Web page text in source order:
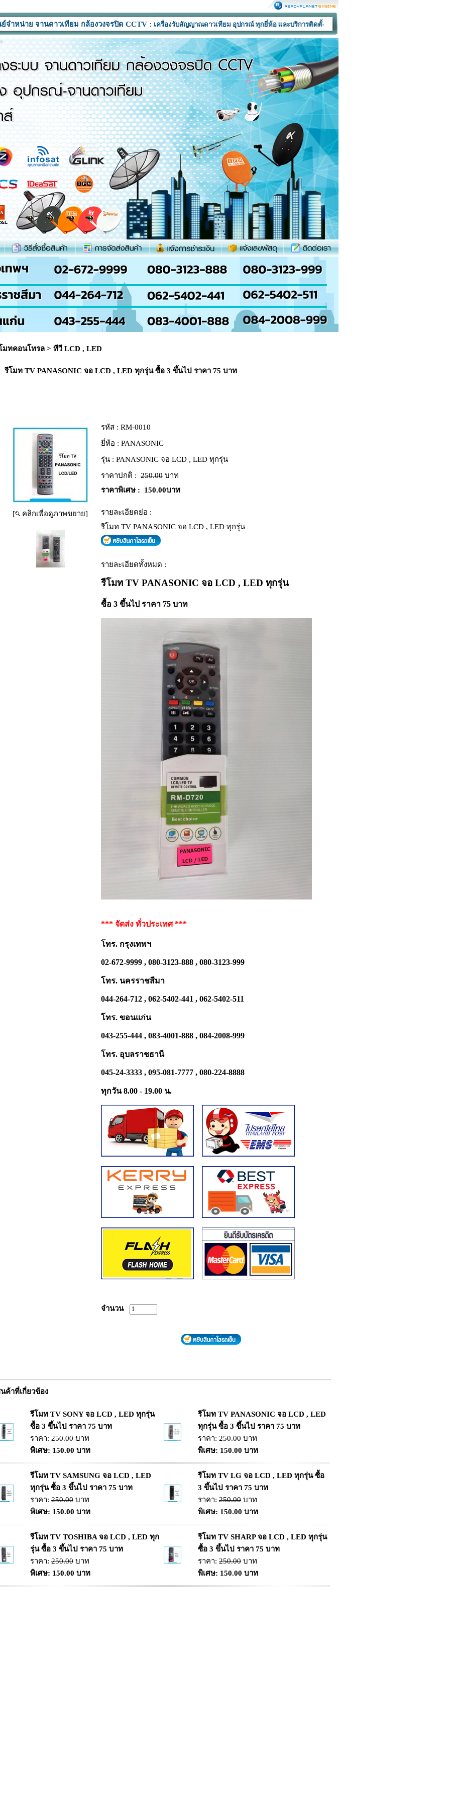
านดาวเทียม กล้องวงจรปิด CCTV :เครื่องรับสัญญาณดาวเทียม อุปกรณ์ ทุกยี่ห้อ และบริการติดตั้ง
มทคอนโทรล > ทีวี LCD , LED
รีโมท TV PANASONIC จอ LCD , LED ทุกรุ่น ซื้อ 3 ขึ้นไป ราคา 75 บาท
[ คลิกเพื่อดูภาพขยาย]
รหัส : RM-0010
ยี่ห้อ : PANASONIC
รุ่น : PANASONIC จอ LCD , LED ทุกรุ่น
ราคาปกติ : 250.00 บาท
ราคาพิเศษ :
150.00บาท
รายละเอียดย่อ :
รีโมท TV PANASONIC จอ LCD , LED ทุกรุ่น
รายละเอียดทั้งหมด :
รีโมท TV PANASONIC จอ LCD , LED ทุกรุ่น
ซื้อ 3 ขึ้นไป ราคา 75 บาท
*** จัดส่ง ทั่วประเทศ ***
โทร. กรุงเทพฯ
02-672-9999 , 080-3123-888 , 080-3123-999
โทร. นครราชสีมา
044-264-712 , 062-5402-441 , 062-5402-511
โทร. ขอนแก่น
043-255-444 , 083-4001-888 , 084-2008-999
โทร. อุบลราชธานี
045-24-3333 , 095-081-7777 , 080-224-8888
ทุกวัน 8.00 - 19.00 น.
จำนวน
ค้าที่เกี่ยวข้อง
รีโมท TV SONY จอ LCD , LED ทุกรุ่น
ซื้อ 3 ขึ้นไป ราคา 75 บาท
ราคา: 250.00 บาท
พิเศษ: 150.00 บาท
รีโมท TV PANASONIC จอ LCD , LED
ทุกรุ่น ซื้อ 3 ขึ้นไป ราคา 75 บาท
ราคา: 250.00 บาท
พิเศษ: 150.00 บาท
รีโมท TV SAMSUNG จอ LCD , LED
ทุกรุ่น ซื้อ 3 ขึ้นไป ราคา 75 บาท
ราคา: 250.00 บาท
พิเศษ: 150.00 บาท
รีโมท TV LG จอ LCD , LED ทุกรุ่น ซื้อ
3 ขึ้นไป ราคา 75 บาท
ราคา: 250.00 บาท
พิเศษ: 150.00 บาท
รีโมท TV TOSHIBA จอ LCD , LED ทุก
รุ่น ซื้อ 3 ขึ้นไป ราคา 75 บาท
ราคา: 250.00 บาท
พิเศษ: 150.00 บาท
รีโมท TV SHARP จอ LCD , LED ทุกรุ่น
ซื้อ 3 ขึ้นไป ราคา 75 บาท
ราคา: 250.00 บาท
พิเศษ: 150.00 บาท